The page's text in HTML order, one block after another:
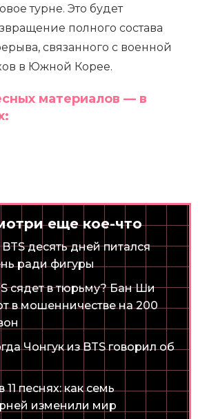
турне. Это будет
полного состава
связанного с военной
в Южной Корее.
материалов — в
еще кое-что
десять дней питался
ради фигуры
сядет в тюрьму? Бан Ши
в мошенничестве на 200
Чонгук из BTS говорил об
11 песнях: как семь
изменили мир